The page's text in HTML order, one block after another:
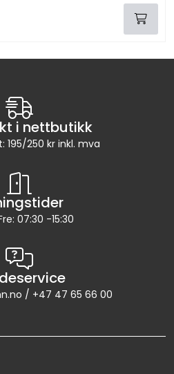
i nettbutikk
195/250 kr inkl. mva
07:30 -15:30
/ +47 47 65 66 00